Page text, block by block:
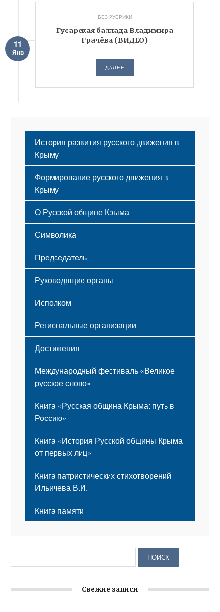
БЕЗ РУБРИКИ
Гусарская баллада Владимира
Грачёва (ВИДЕО)
11
Янв
- ДАЛЕЕ -
История развития русского движения в
Крыму
Формирование русского движения в
Крыму
Русский Крым
О Русской общине Крыма
Этапы становления
Принципы деятельности
Структура
Мероприятия
Символика
Флаг
Герб
Гимн
Председатель
Руководящие органы
Исполком
Региональные организации
Достижения
Международный фестиваль «Великое
русское слово»
Книга «Русская община Крыма: путь в
Россию»
Книга «История Русской общины Крыма
от первых лиц»
Книга патриотических стихотворений
Ильичева В.И.
Книга памяти
Свежие записи